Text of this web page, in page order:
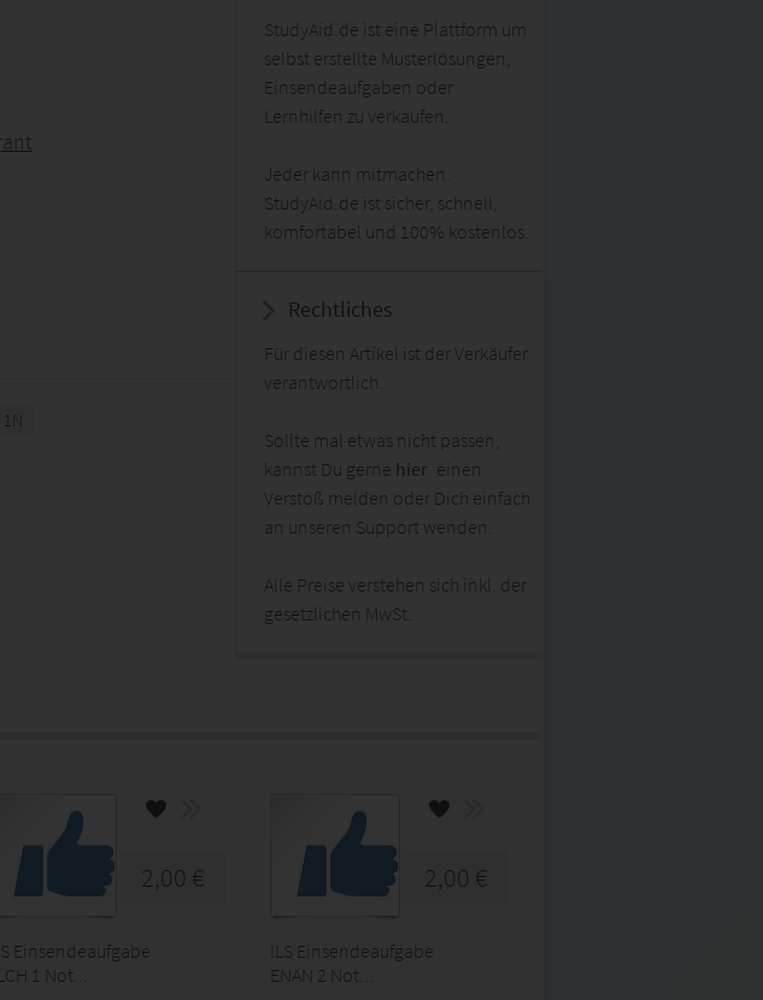
StudyAid.de ist eine Plattform um
selbst erstellte Musterlösungen,
Einsendeaufgaben oder
Lernhilfen zu verkaufen.
Jeder kann mitmachen.
StudyAid.de ist sicher, schnell,
komfortabel und 100% kostenlos.
Rechtliches
Für diesen Artikel ist der Verkäufer
verantwortlich.
Sollte mal etwas nicht passen,
kannst Du gerne hier einen
Verstoß melden oder Dich einfach
an unseren Support wenden.
Alle Preise verstehen sich inkl. der
gesetzlichen MwSt.
2,00 €
Einsendeaufgabe
1 Not...
2,00 €
ILS Einsendeaufgabe
ENAN 2 Not...